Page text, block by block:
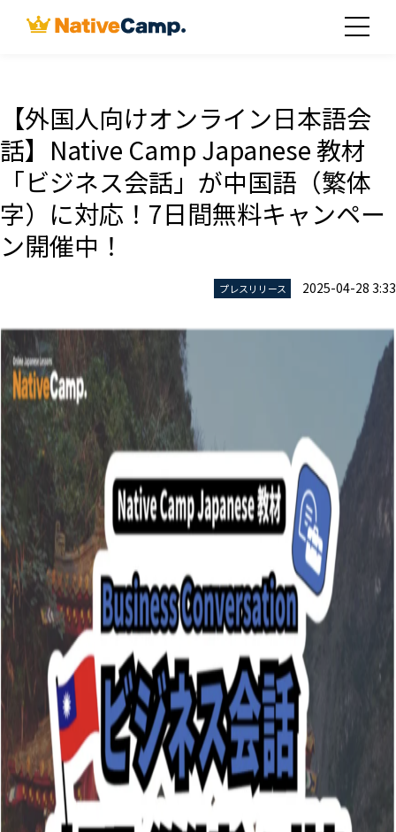
【外国人向けオンライン日本語会
話】Native Camp Japanese 教材
「ビジネス会話」が中国語（繁体
字）に対応！7日間無料キャンペー
ン開催中！
プレスリリース 2025-04-28 3:33